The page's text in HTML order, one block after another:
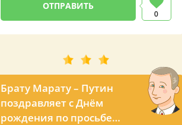
0
Брату Марату – Путин
поздравляет с Днём
рождения по просьбе